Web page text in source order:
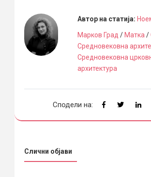
Автор на статија:
Марков Град / Матка /
Средновековна
Средновековна
архитектура
Сподели на:
Слични објави